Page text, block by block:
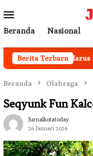
ke
kontenMobile
Beranda Nasional
Berita Terbaru
Garut Harus Peka
Beranda Olahraga
Seqyunk Fun
Jurnalkotatoday
26 Januari 2026